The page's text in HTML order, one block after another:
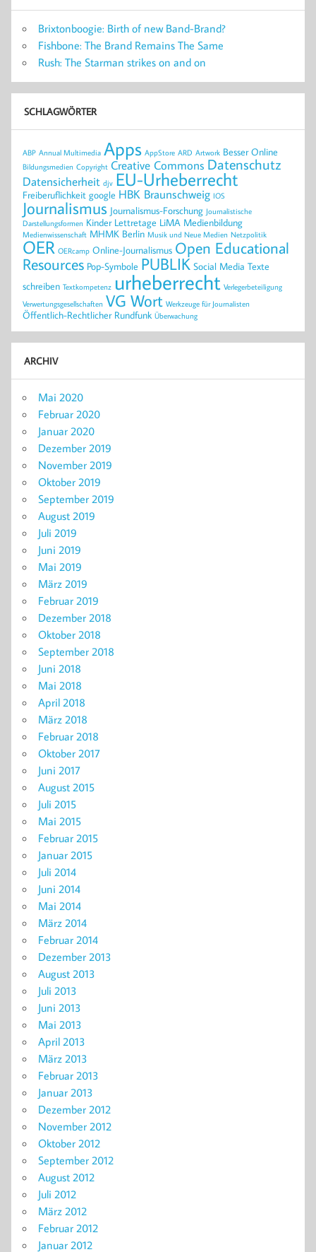
Brixtonboogie: Birth of new Band-Brand?
Fishbone: The Brand Remains The Same
Rush: The Starman strikes on and on
SCHLAGWÖRTER
ABP Annual Multimedia Apps AppStore ARD Artwork Besser Online
Bildungsmedien Copyright Creative Commons Datenschutz
Datensicherheit djv EU-Urheberrecht
Freiberuflichkeit google HBK Braunschweig IOS
Journalismus Journalismus-Forschung Journalistische
Darstellungsformen Kinder Lettretage LiMA Medienbildung
Medienwissenschaft MHMK Berlin Musik und Neue Medien Netzpolitik
OER OERcamp Online-Journalismus Open Educational
Resources Pop-Symbole PUBLIK Social Media Texte
schreiben Textkompetenz urheberrecht Verlegerbeteiligung
Verwertungsgesellschaften VG Wort Werkzeuge für Journalisten
Öffentlich-Rechtlicher Rundfunk Überwachung
ARCHIV
Mai 2020
Februar 2020
Januar 2020
Dezember 2019
November 2019
Oktober 2019
September 2019
August 2019
Juli 2019
Juni 2019
Mai 2019
März 2019
Februar 2019
Dezember 2018
Oktober 2018
September 2018
Juni 2018
Mai 2018
April 2018
März 2018
Februar 2018
Oktober 2017
Juni 2017
August 2015
Juli 2015
Mai 2015
Februar 2015
Januar 2015
Juli 2014
Juni 2014
Mai 2014
März 2014
Februar 2014
Dezember 2013
August 2013
Juli 2013
Juni 2013
Mai 2013
April 2013
März 2013
Februar 2013
Januar 2013
Dezember 2012
November 2012
Oktober 2012
September 2012
August 2012
Juli 2012
März 2012
Februar 2012
Januar 2012